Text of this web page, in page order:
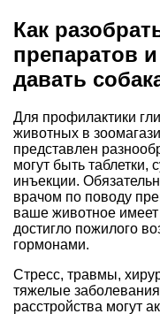
Как
препаратов
давать
Для профилактики
животных в
представлен
могут быть таблетки,
инъекции.
врачом по поводу
ваше животное имеет
достигло пожилого
гормонами.
Стресс, травмы,
тяжелые
расстройства могут